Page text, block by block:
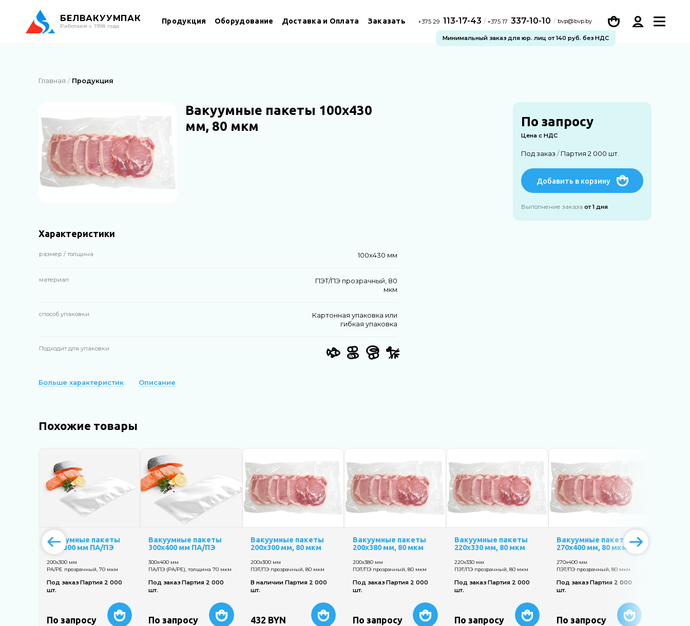
БЕЛВАКУУМПАК
Работаем с 1998 года
Продукция Оборудование Доставка и Оплата Заказать +375 29 113-17-43 / +375 17 337-10-10 bvp@bvp.by
Минимальный заказ для юр. лиц от 140 руб. без НДС
Главная Продукция
Вакуумные пакеты 100х430
мм, 80 мкм
Характеристики
размер / толщина 100х430 мм
материал
ПЭТ/ПЭ прозрачный, 80
мкм
способ упаковки
Картонная упаковка или
гибкая упаковка
Подходит для упаковки
Больше характеристик Описание
По запросу
Цена с НДС
Под заказ/ Партия 2 000 шт.
Добавить в корзину
Выполнение заказаот 1 дня
Похожие товары
Вакуумные пакеты
200х300 мм ПА/ПЭ
200х300 мм
PA/PE прозрачный, 70 мкм
Под заказ Партия 2 000
шт.
По запросу
Вакуумные пакеты
300х400 мм ПА/ПЭ
300х400 мм
ПА/ПЭ (PA/PE), толщина 70 мкм
Под заказ Партия 2 000
шт.
По запросу
Вакуумные пакеты
200х300 мм, 80 мкм
200х300 мм
ПЭТ/ПЭ прозрачный, 80 мкм
В наличии Партия 2 000
шт.
432 BYN
Вакуумные пакеты
200х380 мм, 80 мкм
200х380 мм
ПЭТ/ПЭ прозрачный, 80 мкм
Под заказ Партия 2 000
шт.
По запросу
Вакуумные пакеты
220х330 мм, 80 мкм
220х330 мм
ПЭТ/ПЭ прозрачный, 80 мкм
Под заказ Партия 2 000
шт.
По запросу
Вакуумные пакеты
270х400 мм, 80 мкм
270х400 мм
ПЭТ/ПЭ прозрачный, 80 мкм
Под заказ Партия 2 000
шт.
По запросу